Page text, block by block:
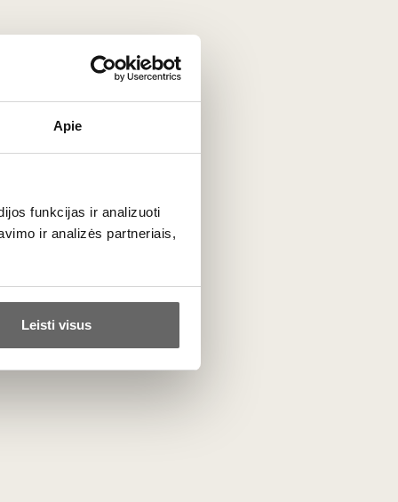
Apie
funkcijas ir analizuoti
ir analizės partneriais,
Leisti visus
Coravin Inc.